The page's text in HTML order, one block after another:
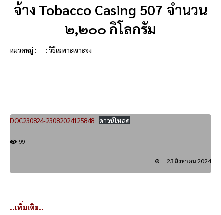
จ้าง Tobacco Casing 507 จำนวน
๒,๒๐๐ กิโลกรัม
หมวดหมู่ : : วิธีเฉพาะเจาะจง
DOC230824-23082024125848 ดาวน์โหลด
99
23 สิงหาคม 2024
..เพิ่มเติม..